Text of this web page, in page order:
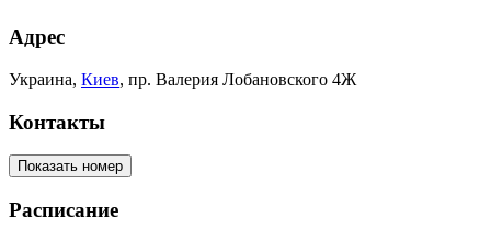
Адрес
Украина, Киев, пр. Валерия Лобановского 4Ж
Контакты
Показать номер
Расписание